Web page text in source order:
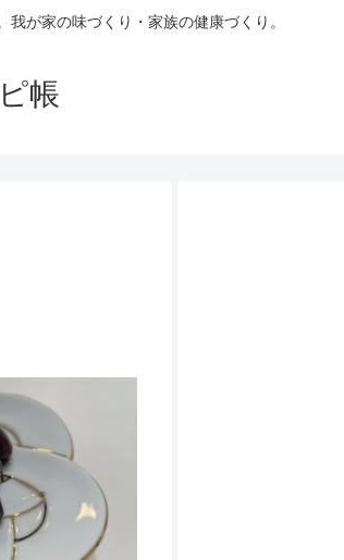
が家の味づくり・家族の健康づくり。
帳